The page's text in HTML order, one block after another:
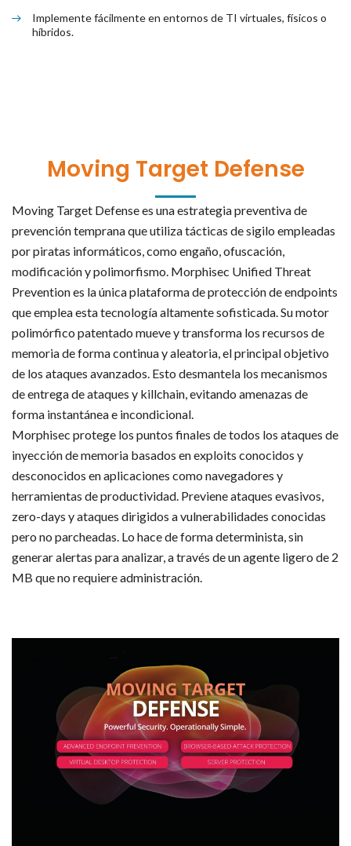
Implemente fácilmente en entornos de TI virtuales, físicos o
híbridos.
Moving Target Defense
Moving Target Defense es una estrategia preventiva de
prevención temprana que utiliza tácticas de sigilo empleadas
por piratas informáticos, como engaño, ofuscación,
modificación y polimorfismo. Morphisec Unified Threat
Prevention es la única plataforma de protección de endpoints
que emplea esta tecnología altamente sofisticada. Su motor
polimórfico patentado mueve y transforma los recursos de
memoria de forma continua y aleatoria, el principal objetivo
de los ataques avanzados. Esto desmantela los mecanismos
de entrega de ataques y killchain, evitando amenazas de
forma instantánea e incondicional.
Morphisec protege los puntos finales de todos los ataques de
inyección de memoria basados en exploits conocidos y
desconocidos en aplicaciones como navegadores y
herramientas de productividad. Previene ataques evasivos,
zero-days y ataques dirigidos a vulnerabilidades conocidas
pero no parcheadas. Lo hace de forma determinista, sin
generar alertas para analizar, a través de un agente ligero de 2
MB que no requiere administración.